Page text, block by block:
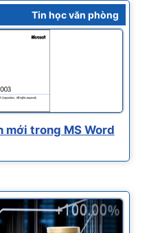
Tin học văn phòng
mới trong MS Word